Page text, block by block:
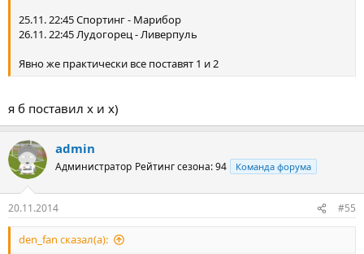
25.11. 22:45 Спортинг - Марибор
26.11. 22:45 Лудогорец - Ливерпуль
Явно же практически все поставят 1 и 2
я б поставил х и х)
admin
Администратор Рейтинг сезона: 94 Команда форума
20.11.2014 #55
den_fan сказал(а):